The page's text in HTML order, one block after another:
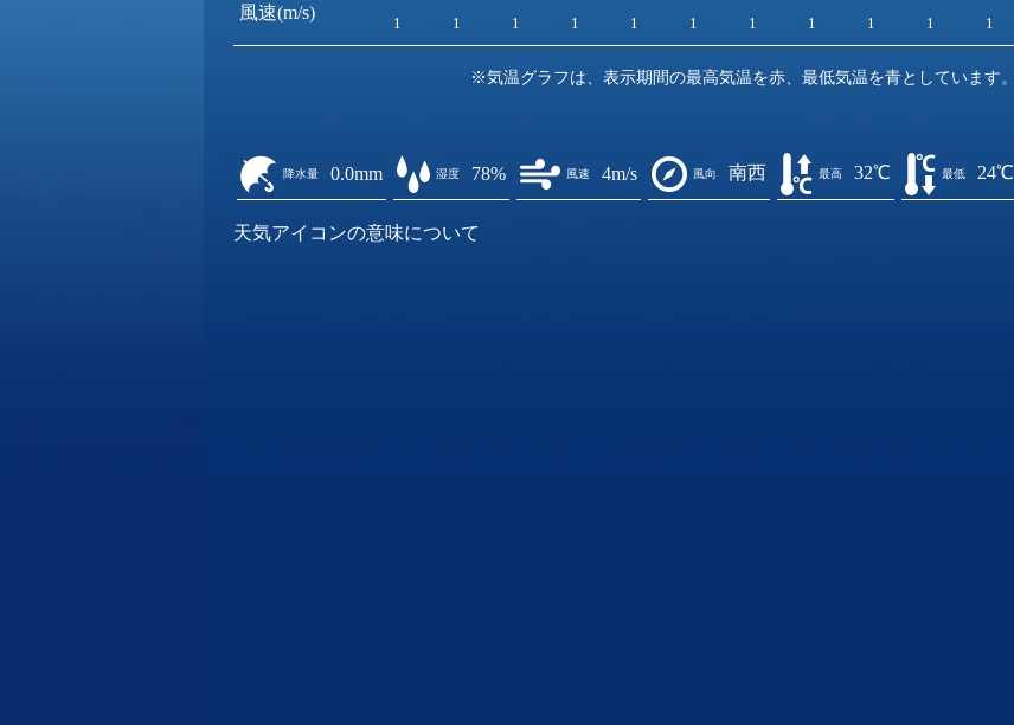
風速(m/s)
1 1 1 1 1 1 1 1 1 1 1
※気温グラフは、表示期間の最高気温を赤、最低気温を青としています。
降水量 0.0mm 湿度 78% 風速 4m/s 風向 南西 最高 32℃ 最低 24℃
天気アイコンの意味について